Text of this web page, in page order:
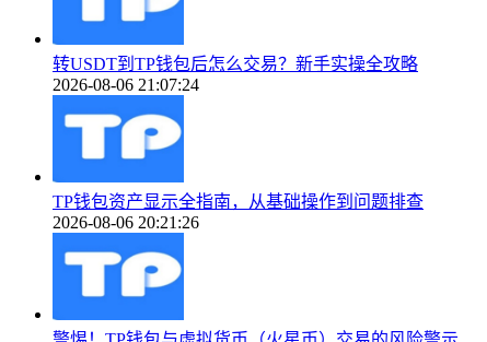
转USDT到TP钱包后怎么交易？新手实操全攻略
2026-08-06 21:07:24
TP钱包资产显示全指南，从基础操作到问题排查
2026-08-06 20:21:26